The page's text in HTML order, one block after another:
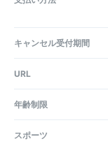
キャンセル受付期間
URL
年齢制限
スポーツ